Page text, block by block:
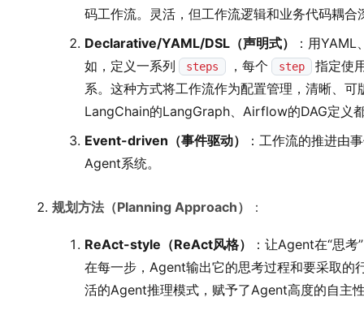
码工作流。灵活，但工作流逻辑和业务代码耦合
Declarative/YAML/DSL（声明式）
：用
如，定义一系列
steps ，每个 step
指定使
系。这种方式将工作流作为配置管理，清晰、
LangChain的LangGraph、Airflow的DAG定义
Event-driven（事件驱动）
：工作流的推进由
Agent系统。
规划方法（Planning Approach） ：
ReAct-style（ReAct风格）
：让Agent在“思
在每一步，Agent输出它的思考过程和要采取的
活的Agent推理模式，赋予了Agent高度的自主